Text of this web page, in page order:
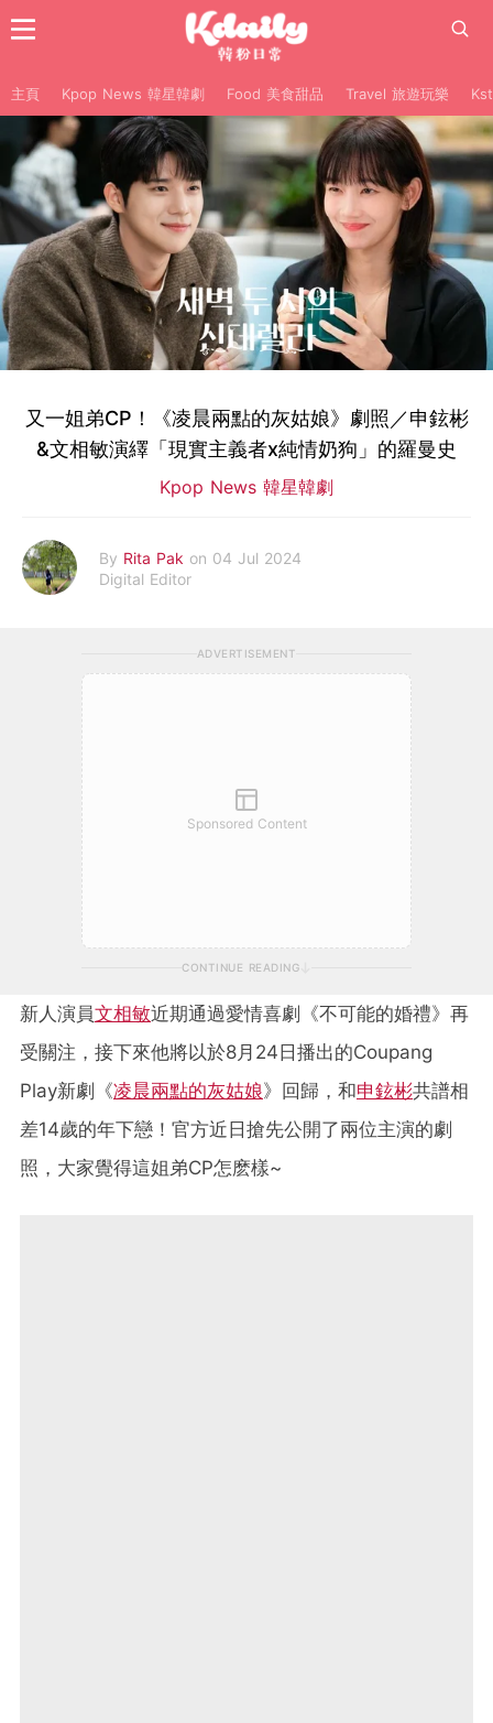
主頁 Kpop News 韓星韓劇 Food 美食甜品 Travel 旅遊玩樂
又一姐弟CP！《凌晨兩點的灰姑娘》劇照／申鉉彬
&文相敏演繹「現實主義者x純情奶狗」的羅曼史
Kpop News 韓星韓劇
By Rita Pak on 04 Jul 2024
Digital Editor
ADVERTISEMENT
Sponsored Content
CONTINUE READING
新人演員文相敏近期通過愛情喜劇《不可能的婚禮》再
受關注，接下來他將以於8月24日播出的Coupang
Play新劇《凌晨兩點的灰姑娘》回歸，和申鉉彬共譜相
差14歲的年下戀！官方近日搶先公開了兩位主演的劇
照，大家覺得這姐弟CP怎麽樣~